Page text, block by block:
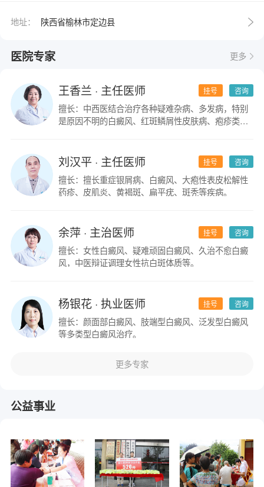
地址： 陕西省榆林市定边县
医院专家 更多
咨询
挂号
王香兰 · 主任医师
擅长：中西医结合治疗各种疑难杂病、多发病，特别
是原因不明的白癜风、红斑鳞屑性皮肤病、疱疹类皮
咨询
挂号
刘汉平· 主任医师
擅长：擅长重症银屑病、白癜风、大疱性表皮松解性
药疹、皮肌炎、黄褐斑、扁平疣、斑秃等疾病。
咨询
挂号
余萍· 主治医师
擅长：女性白癜风、疑难顽固白癜风、久治不愈白癜
风，中医辩证调理女性抗白斑体质等。
咨询
挂号
杨银花· 执业医师
擅长：颜面部白癜风、肢端型白癜风、泛发型白癜风
等多类型白癜风治疗。
更多专家
公益事业